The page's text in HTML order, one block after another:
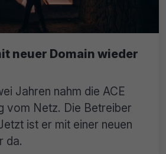
neuer Domain wieder
Jahren nahm die ACE
vom Netz. Die Betreiber
ist er mit einer neuen
da.